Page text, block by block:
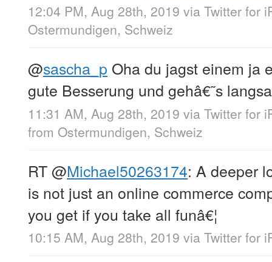
12:04 PM, Aug 28th, 2019 via Twitter for
Ostermundigen, Schweiz
@sascha_p Oha du jagst einem ja
gute Besserung und gehâ€˜s
11:31 AM, Aug 28th, 2019 via Twitter for
from Ostermundigen, Schweiz
RT@Michael50263174: A deeper
is not just an online commerce
you get if you take all funâ€¦
10:15 AM, Aug 28th, 2019 via Twitter for